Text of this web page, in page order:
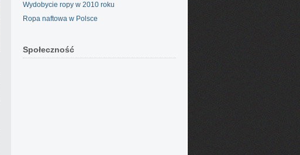
Wydobycie ropy w 2010 roku
Ropa naftowa w Polsce
Społeczność